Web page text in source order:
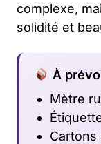
complexe,
solidité et
À
Mètre
Cartons